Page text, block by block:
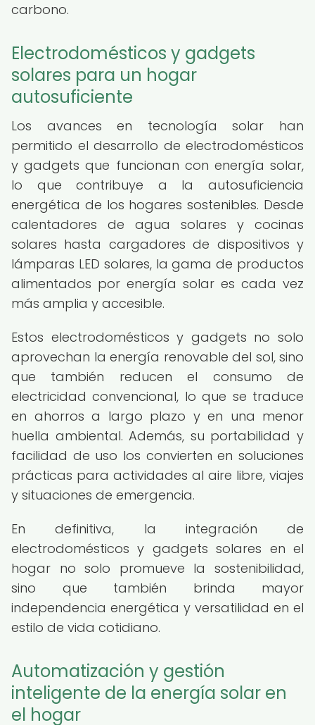
carbono.
Electrodomésticos y gadgets
solares para un hogar
autosuficiente
Los avances en tecnología solar han
permitido el desarrollo de electrodomésticos
y gadgets que funcionan con energía solar,
lo que contribuye a la autosuficiencia
energética de los hogares sostenibles. Desde
calentadores de agua solares y cocinas
solares hasta cargadores de dispositivos y
lámparas LED solares, la gama de productos
alimentados por energía solar es cada vez
más amplia y accesible.
Estos electrodomésticos y gadgets no solo
aprovechan la energía renovable del sol, sino
que también reducen el consumo de
electricidad convencional, lo que se traduce
en ahorros a largo plazo y en una menor
huella ambiental. Además, su portabilidad y
facilidad de uso los convierten en soluciones
prácticas para actividades al aire libre, viajes
y situaciones de emergencia.
En definitiva, la integración de
electrodomésticos y gadgets solares en el
hogar no solo promueve la sostenibilidad,
sino que también brinda mayor
independencia energética y versatilidad en el
estilo de vida cotidiano.
Automatización y gestión
inteligente de la energía solar en
el hogar